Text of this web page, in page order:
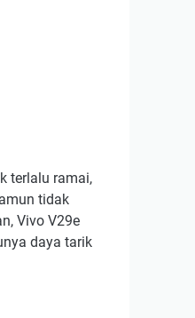
terlalu ramai,
tidak
Vivo V29e
daya tarik